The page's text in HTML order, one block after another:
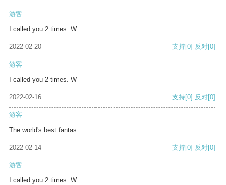
游客
I called you 2 times. W
2022-02-20 支持[0] 反对[0]
游客
I called you 2 times. W
2022-02-16 支持[0] 反对[0]
游客
The world's best fantas
2022-02-14 支持[0] 反对[0]
游客
I called you 2 times. W